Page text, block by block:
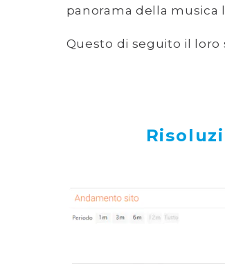
panorama della musica
Questo di seguito il loro